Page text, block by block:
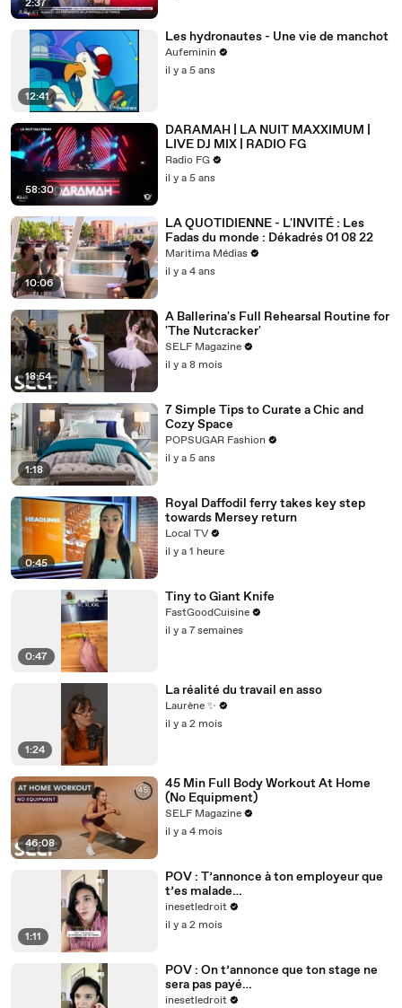
2:37
12:41
Les hydronautes - Une vie de manchot
Aufeminin
il y a 5 ans
58:30
DARAMAH | LA NUIT MAXXIMUM |
LIVE DJ MIX | RADIO FG
Radio FG
il y a 5 ans
10:06
LA QUOTIDIENNE - L'INVITÉ : Les
Fadas du monde : Dékadrés 01 08 22
Maritima Médias
il y a 4 ans
18:54
A Ballerina's Full Rehearsal Routine for
'The Nutcracker'
SELF Magazine
il y a 8 mois
1:18
7 Simple Tips to Curate a Chic and
Cozy Space
POPSUGAR Fashion
il y a 5 ans
0:45
Royal Daffodil ferry takes key step
towards Mersey return
Local TV
il y a 1 heure
0:47
Tiny to Giant Knife
FastGoodCuisine
il y a 7 semaines
1:24
La réalité du travail en asso
Laurène ✨
il y a 2 mois
46:08
45 Min Full Body Workout At Home
(No Equipment)
SELF Magazine
il y a 4 mois
1:11
POV : T’annonce à ton employeur que
t’es malade…
inesetledroit
il y a 2 mois
POV : On t’annonce que ton stage ne
sera pas payé…
inesetledroit